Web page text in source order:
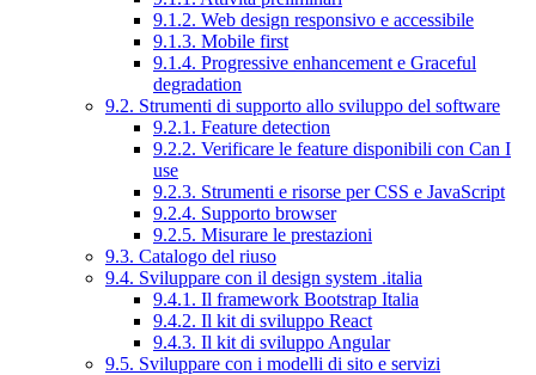
9.1.2. Web design responsivo e accessibile
9.1.3. Mobile first
9.1.4. Progressive enhancement e Graceful
degradation
9.2. Strumenti di supporto allo sviluppo del software
9.2.1. Feature detection
9.2.2. Verificare le feature disponibili con Can I
use
9.2.3. Strumenti e risorse per CSS e JavaScript
9.2.4. Supporto browser
9.2.5. Misurare le prestazioni
9.3. Catalogo del riuso
9.4. Sviluppare con il design system .italia
9.4.1. Il framework Bootstrap Italia
9.4.2. Il kit di sviluppo React
9.4.3. Il kit di sviluppo Angular
9.5. Sviluppare con i modelli di sito e servizi